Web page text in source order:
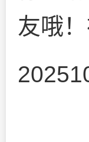
友哦